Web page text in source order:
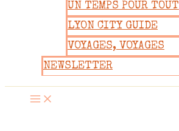
UN TEMPS POUR TOUT
LYON CITY GUIDE
VOYAGES, VOYAGES
NEWSLETTER